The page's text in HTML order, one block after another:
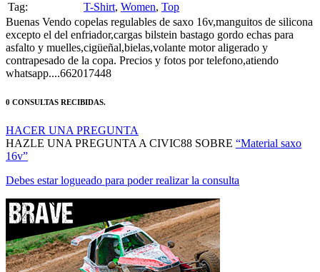
Buenas Vendo copelas regulables de saxo 16v,manguitos de silicona
excepto el del enfriador,cargas bilstein bastago gordo echas para
asfalto y muelles,cigüeñal,bielas,volante motor aligerado y
contrapesado de la copa. Precios y fotos por telefono,atiendo
whatsapp....662017448
HAZLE UNA PREGUNTA A CIVIC88 SOBRE
16v”
Debes estar logueado para poder realizar la consulta